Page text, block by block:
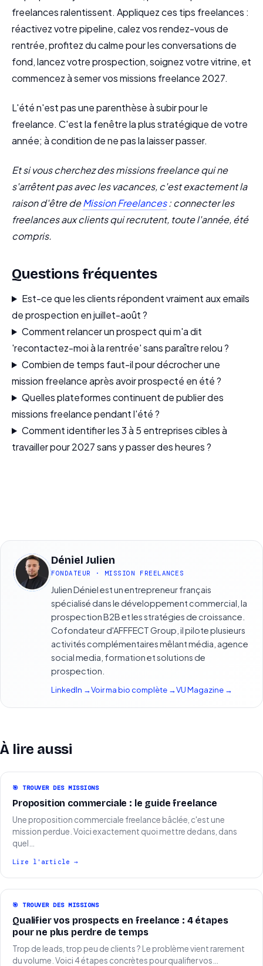
freelances ralentissent. Appliquez ces tips freelances :
réactivez votre pipeline, calez vos rendez-vous de
rentrée, profitez du calme pour les conversations de
fond, lancez votre prospection, soignez votre vitrine, et
commencez à semer vos missions freelance 2027.
L'été n'est pas une parenthèse à subir pour le
freelance. C'est la fenêtre la plus stratégique de votre
année; à condition de ne pas la laisser passer.
Et si vous cherchez des missions freelance qui ne
s'arrêtent pas avec les vacances, c'est exactement la
raison d'être deMission Freelances: connecter les
freelances aux clients qui recrutent, toute l'année, été
compris.
Questions fréquentes
Est-ce que les clients répondent vraiment aux emails
de prospection en juillet-août ?
Comment relancer un prospect qui m'a dit
'recontactez-moi à la rentrée' sans paraître relou ?
Combien de temps faut-il pour décrocher une
mission freelance après avoir prospecté en été ?
Quelles plateformes continuent de publier des
missions freelance pendant l'été ?
Comment identifier les 3 à 5 entreprises cibles à
travailler pour 2027 sans y passer des heures ?
DJ
Déniel Julien
FONDATEUR · MISSION FREELANCES
Julien Déniel est un entrepreneur français
spécialisé dans le développement commercial, la
prospection B2B et les stratégies de croissance.
Cofondateur d'AFFFECT Group, il pilote plusieurs
activités complémentaires mêlant média, agence
social media, formation et solutions de
prospection.
LinkedIn →Voir ma bio complète →VU Magazine →
À lire aussi
🎯 TROUVER DES MISSIONS
Proposition commerciale : le guide freelance
Une proposition commerciale freelance bâclée, c'est une
mission perdue. Voici exactement quoi mettre dedans, dans
quel…
Lire l'article →
🎯 TROUVER DES MISSIONS
Qualifier vos prospects en freelance : 4 étapes
pour ne plus perdre de temps
Trop de leads, trop peu de clients ? Le problème vient rarement
du volume. Voici 4 étapes concrètes pour qualifier vos…